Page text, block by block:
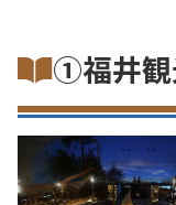
①福井観